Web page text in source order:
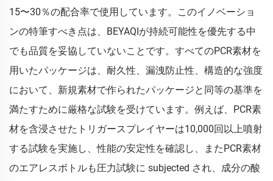
15〜30％の配合率で使用しています。このイノベーショ
ンの特筆すべき点は、BEYAQIが持続可能性を優先する中
でも品質を妥協していないことです。すべてのPCR素材を
用いたパッケージは、耐久性、漏洩防止性、構造的な強度
において、新規素材で作られたパッケージと同等の基準を
満たすために厳格な試験を受けています。例えば、PCR素
材を含浸させたトリガースプレイヤーは10,000回以上噴射
する試験を実施し、性能の安定性を確認し、またPCR素材
のエアレスボトルも圧力試験に subjected され、成分の酸